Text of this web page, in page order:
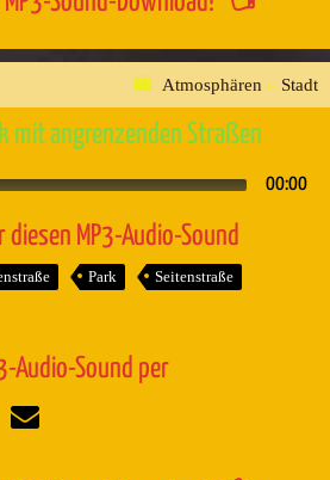
Atmosphären » Stadt
mit angrenzenden Straßen
00:00
MP3-Audio-Sound
Park Seitenstraße
Audio-Sound per